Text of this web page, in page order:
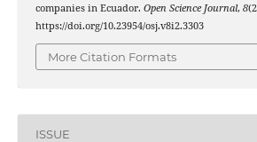
companies in Ecuador. Open Science Journal, 8
https://doi.org/10.23954/osj.v8i2.3303
More Citation Formats
ISSUE